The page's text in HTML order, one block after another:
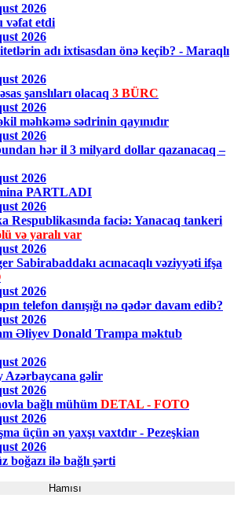
2026
vəfat etdi
2026
adı ixtisasdan önə keçib? - Maraqlı
2026
şanslıları olacaq 3 BÜRC
2026
məhkəmə sədrinin qayınıdır
2026
hər il 3 milyard dollar qazanacaq –
2026
PARTLADI
2026
Respublikasında faciə: Yanacaq tankeri
və yaralı var
2026
Sabirabaddakı acınacaqlı vəziyyəti ifşa
2026
telefon danışığı nə qədər davam edib?
2026
Əliyev Donald Trampa məktub
2026
Azərbaycana gəlir
2026
bağlı mühüm DETAL - FOTO
2026
üçün ən yaxşı vaxtdır - Pezeşkian
2026
boğazı ilə bağlı şərti
Hamısı